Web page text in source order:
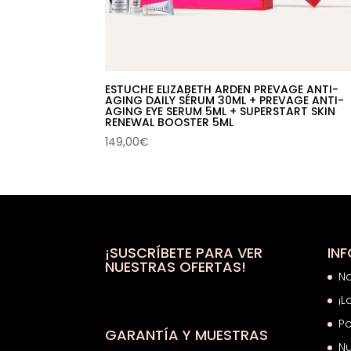
ESTUCHE ELIZABETH ARDEN PREVAGE ANTI-
AGING DAILY SÉRUM 30ML + PREVAGE ANTI-
AGING EYE SERUM 5ML + SUPERSTART SKIN
RENEWAL BOOSTER 5ML
149,00€
¡SUSCRÍBETE PARA VER
NUESTRAS OFERTAS!
GARANTÍA Y MUESTRAS